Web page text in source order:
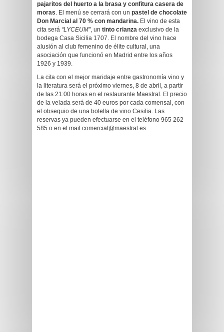
pajaritos del huerto a la brasa y confitura casera de
moras. El menú se cerrará con un pastel de chocolate
Don Marcial al 70 % con mandarina. El vino de esta
cita será “LYCEUM”, un tinto crianza exclusivo de la
bodega Casa Sicilia 1707. El nombre del vino hace
alusión al club femenino de élite cultural, una
asociación que funcionó en Madrid entre los años
1926 y 1939.
La cita con el mejor maridaje entre gastronomía vino y
la literatura será el próximo viernes, 8 de abril, a partir
de las 21:00 horas en el restaurante Maestral. El precio
de la velada será de 40 euros por cada comensal, con
el obsequio de una botella de vino Cesilia. Las
reservas ya pueden efectuarse en el teléfono 965 262
585 o en el mail comercial@maestral.es.